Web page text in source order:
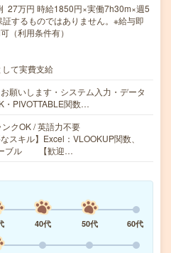
万円 時給1850円×実働7h30m×週5
するものではありません。※給与即
（利用条件有）
て実費支給
願いします・システム入力・データ
PIVOTTABLE関数…
クOK / 英語力不要
スキル】Excel：VLOOKUP関数、
ーブル 【歓迎…
40代 50代
60代